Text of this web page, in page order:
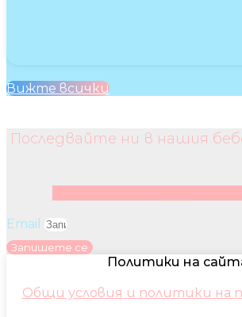
Вижте всички
Последвайте ни в нашия
Email
Запишете се
Политики на
Общи условия и политики на